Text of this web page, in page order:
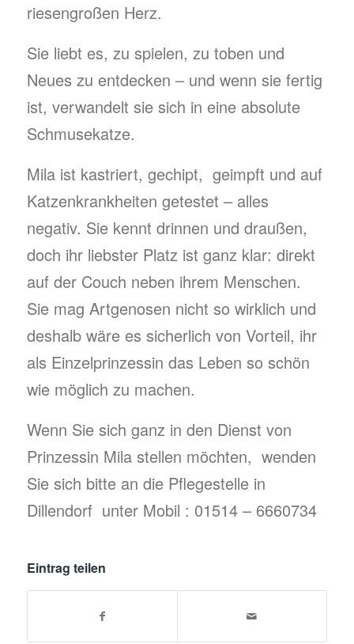
riesengroßen Herz.
Sie liebt es, zu spielen, zu toben und
Neues zu entdecken – und wenn sie fertig
ist, verwandelt sie sich in eine absolute
Schmusekatze.
Mila ist kastriert, gechipt, geimpft und auf
Katzenkrankheiten getestet – alles
negativ. Sie kennt drinnen und draußen,
doch ihr liebster Platz ist ganz klar: direkt
auf der Couch neben ihrem Menschen.
Sie mag Artgenosen nicht so wirklich und
deshalb wäre es sicherlich von Vorteil, ihr
als Einzelprinzessin das Leben so schön
wie möglich zu machen.
Wenn Sie sich ganz in den Dienst von
Prinzessin Mila stellen möchten, wenden
Sie sich bitte an die Pflegestelle in
Dillendorf unter Mobil : 01514 – 6660734
Eintrag teilen